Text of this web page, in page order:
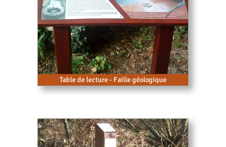
Table de lecture - Faille géologique